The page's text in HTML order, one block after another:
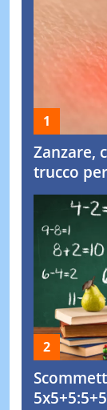
Zanzare,
trucco